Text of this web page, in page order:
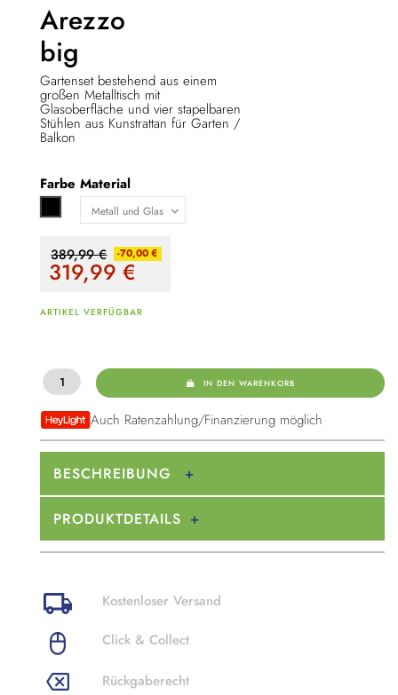
Arezzo
big
Gartenset bestehend aus einem
großen Metalltisch mit
Glasoberfläche und vier stapelbaren
Stühlen aus Kunstrattan für Garten /
Balkon
Farbe
Schwarz
Material
389,99 € -70,00 €
319,99€
ARTIKEL VERFÜGBAR
IN DEN WARENKORB
Auch Ratenzahlung/Finanzierung möglich
BESCHREIBUNG
PRODUKTDETAILS
Kostenloser Versand
Click & Collect
Rückgaberecht